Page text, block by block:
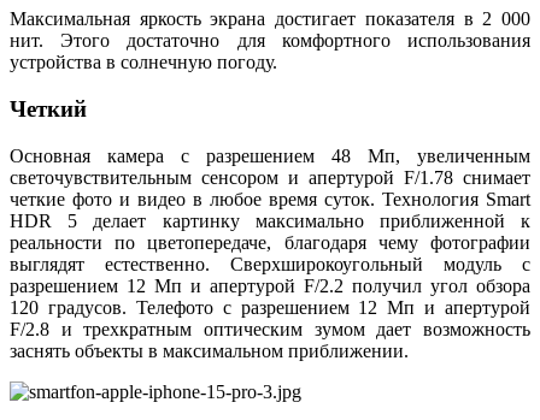
Максимальная яркость экрана достигает показателя в 2 000
нит. Этого достаточно для комфортного использования
устройства в солнечную погоду.
Четкий
Основная камера с разрешением 48 Мп, увеличенным
светочувствительным сенсором и апертурой F/1.78 снимает
четкие фото и видео в любое время суток. Технология Smart
HDR 5 делает картинку максимально приближенной к
реальности по цветопередаче, благодаря чему фотографии
выглядят естественно. Сверхширокоугольный модуль с
разрешением 12 Мп и апертурой F/2.2 получил угол обзора
120 градусов. Телефото с разрешением 12 Мп и апертурой
F/2.8 и трехкратным оптическим зумом дает возможность
заснять объекты в максимальном приближении.